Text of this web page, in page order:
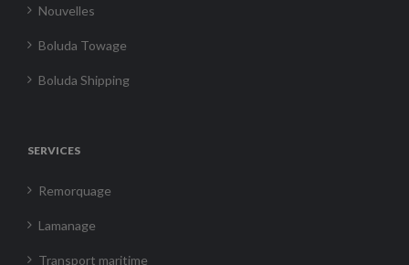
Nouvelles
Boluda Towage
Boluda Shipping
SERVICES
Remorquage
Lamanage
Transport maritime